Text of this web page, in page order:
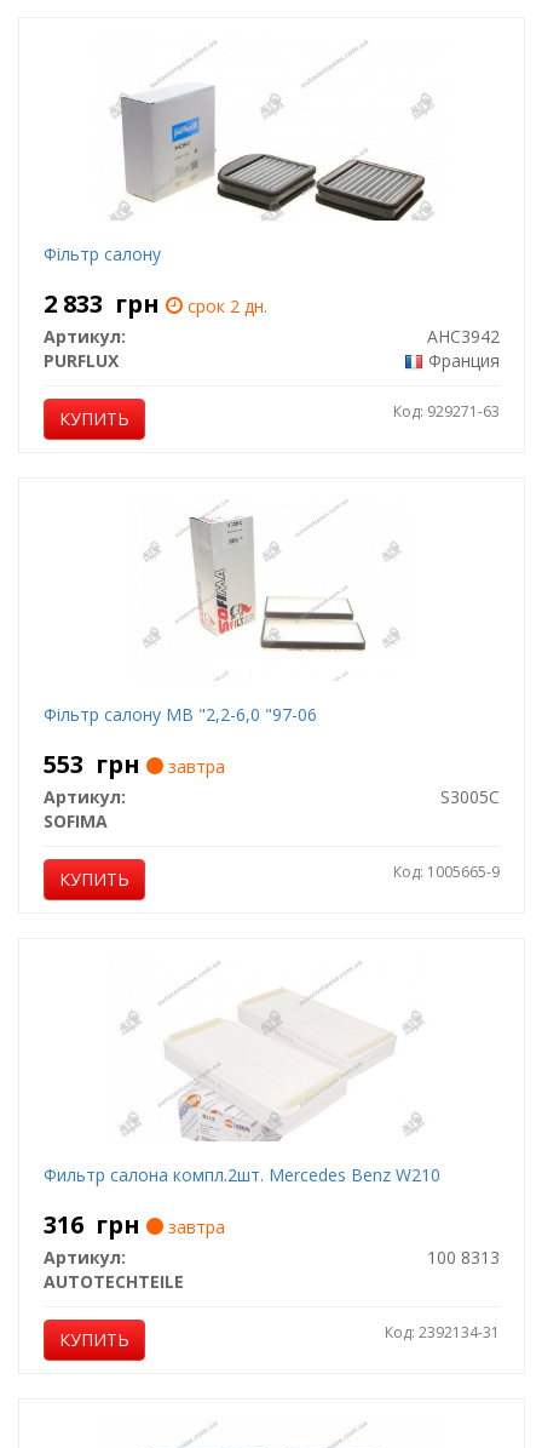
Фiльтр салону
2 833 грн
срок 2 дн.
Артикул:
AHC3942
PURFLUX
Франция
КУПИТЬ Код: 929271-63
Фільтр салону MB "2,2-6,0 "97-06
553 грн
завтра
Артикул:
S3005C
SOFIMA
КУПИТЬ Код: 1005665-9
Фильтр салона компл.2шт. Mercedes Benz W210
316 грн
завтра
Артикул:
100 8313
AUTOTECHTEILE
КУПИТЬ Код: 2392134-31